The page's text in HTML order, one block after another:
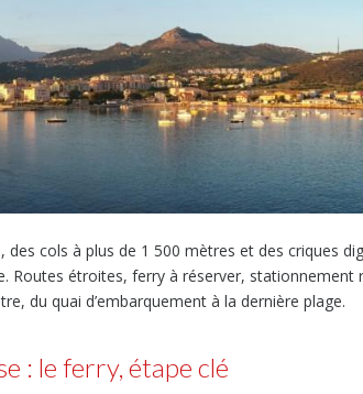
cols à plus de 1 500 mètres et des criques
Routes étroites, ferry à réserver, stationnement
du quai d’embarquement à la dernière plage.
: le ferry, étape clé